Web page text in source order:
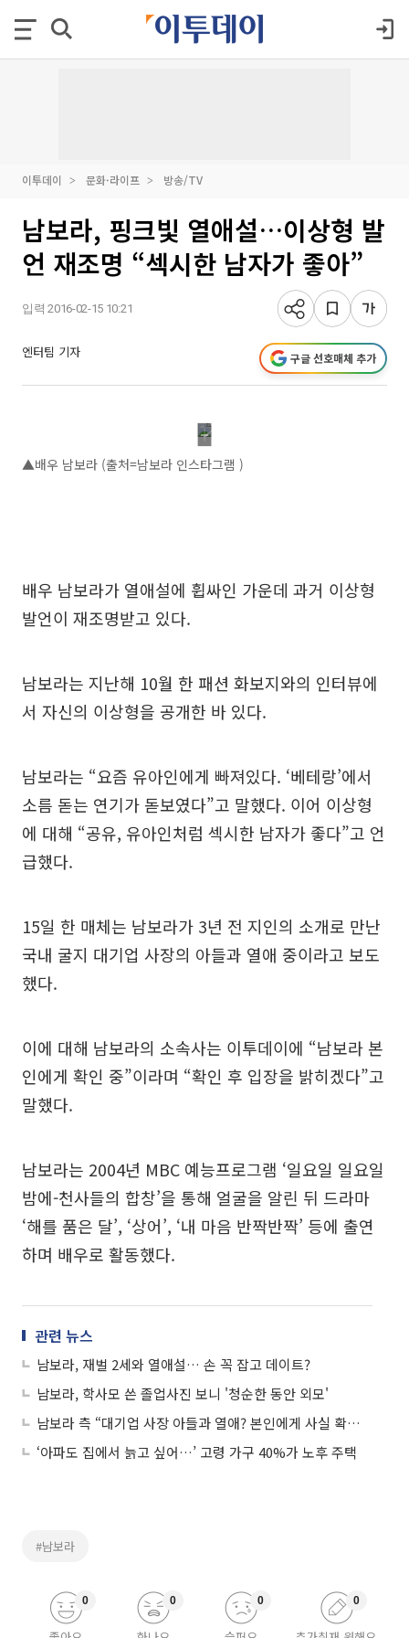
이투데이 문화·라이프 방송/TV
남보라, 핑크빛 열애설…이상형 발
언 재조명 “섹시한 남자가 좋아”
입력 2016-02-15 10:21
엔터팀 기자 구글 선호매체 추가
▲배우 남보라 (출처=남보라 인스타그램 )
배우 남보라가 열애설에 휩싸인 가운데 과거 이상형
발언이 재조명받고 있다.
남보라는 지난해 10월 한 패션 화보지와의 인터뷰에
서 자신의 이상형을 공개한 바 있다.
남보라는 “요즘 유아인에게 빠져있다. ‘베테랑’에서
소름 돋는 연기가 돋보였다”고 말했다. 이어 이상형
에 대해 “공유, 유아인처럼 섹시한 남자가 좋다”고 언
급했다.
15일 한 매체는 남보라가 3년 전 지인의 소개로 만난
국내 굴지 대기업 사장의 아들과 열애 중이라고 보도
했다.
이에 대해 남보라의 소속사는 이투데이에 “남보라 본
인에게 확인 중”이라며 “확인 후 입장을 밝히겠다”고
말했다.
남보라는 2004년 MBC 예능프로그램 ‘일요일 일요일
밤에-천사들의 합창’을 통해 얼굴을 알린 뒤 드라마
‘해를 품은 달’, ‘상어’, ‘내 마음 반짝반짝’ 등에 출연
하며 배우로 활동했다.
관련 뉴스
남보라, 재벌 2세와 열애설… 손 꼭 잡고 데이트?
남보라, 학사모 쓴 졸업사진 보니 '청순한 동안 외모'
남보라 측 “대기업 사장 아들과 열애? 본인에게 사실 확인 중”
‘아파도 집에서 늙고 싶어…’ 고령 가구 40%가 노후 주택
#남보라
0 0 0 0